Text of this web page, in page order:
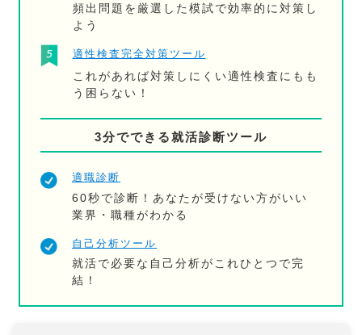
頻出問題を厳選した模試で効率的に対策し
よう
適性検査完全対策ツール
これがあれば対策しにくい適性検査にもも
う困らない！
3分でできる就活診断ツール
適職診断
60秒で診断！あなたが受けない方がいい
業界・職種がわかる
自己分析ツール
就活で必要な自己分析がこれひとつで完
結！